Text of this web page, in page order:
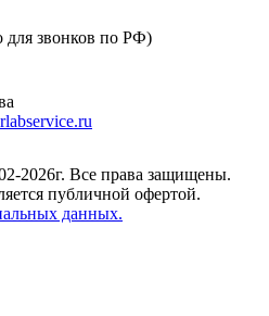
для звонков по РФ)
Все права защищены.
публичной офертой.
данных.